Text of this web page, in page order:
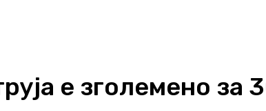
е зголемено за